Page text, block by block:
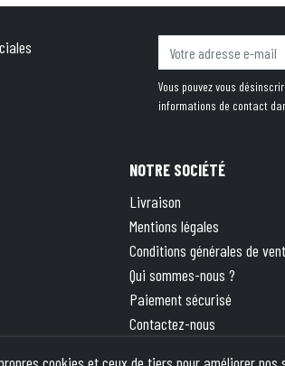
Vous pouvez vous
informations de contact
NOTRE SOCIÉTÉ
Livraison
Mentions légales
Conditions générales de
Qui sommes-nous ?
Paiement sécurisé
Contactez-nous